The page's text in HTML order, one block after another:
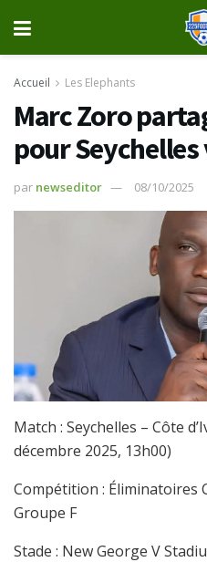
Accueil Les Elephants
Marc Zoro
pour Seychelles
par newseditor 08/10/2025
Match : Seychelles – Côte
décembre 2025, 13h00)
Compétition : Éliminatoires
Groupe F
Stade : New George V